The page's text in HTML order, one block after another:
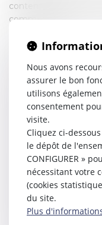
contentieux relatifs à
commerciaux.
Savoir :
fonds libéral, prise
location-gérance
immobilier
baux, avenant,
etc…
négociation et
l’ensemble des
de services,
rédaction de vos
vente
contentieux
Nous avons
assurer le bon
utilisons
consentement
visite.
Cliquez ci-dessous
le dépôt de
CONFIGURER »
nécessitant votre
(cookies
du site.
Plus